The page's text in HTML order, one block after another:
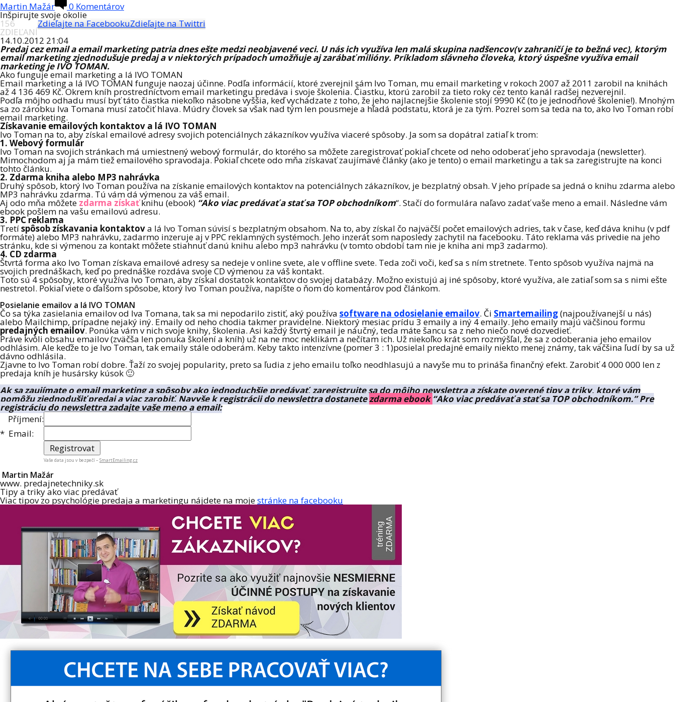
Martin Mažár 0 Komentárov
Inšpirujte svoje okolie
156
ZDIEĽANÍ
Zdieľajte na FacebookuZdieľajte na Twittri
14.10.2012 21:04
Predaj cez email a email marketing patria dnes ešte medzi neobjavené veci. U nás ich využíva len malá skupina nadšencov(v zahraničí je to bežná vec), ktorým
email marketing zjednodušuje predaj a v niektorých prípadoch umožňuje aj zarábať milióny. Príkladom slávneho človeka, ktorý úspešne využíva email
marketing je IVO TOMAN.
Ako funguje email marketing a lá IVO TOMAN
Email marketing a lá IVO TOMAN funguje naozaj účinne. Podľa informácií, ktoré zverejnil sám Ivo Toman, mu email marketing v rokoch 2007 až 2011 zarobil na knihách
až 4 136 469 Kč. Okrem kníh prostredníctvom email marketingu predáva i svoje školenia. Čiastku, ktorú zarobil za tieto roky cez tento kanál radšej nezverejnil.
Podľa môjho odhadu musí byť táto čiastka niekoľko násobne vyššia, keď vychádzate z toho, že jeho najlacnejšie školenie stojí 9990 Kč (to je jednodňové školenie!). Mnohým
sa zo zárobku Iva Tomana musí zatočiť hlava. Múdry človek sa však nad tým len pousmeje a hľadá podstatu, ktorá je za tým. Pozrel som sa teda na to, ako Ivo Toman robí
email marketing.
Získavanie emailových kontaktov a lá IVO TOMAN
Ivo Toman na to, aby získal emailové adresy svojich potenciálnych zákazníkov využíva viaceré spôsoby. Ja som sa dopátral zatiaľ k trom:
1. Webový formulár
Ivo Toman na svojich stránkach má umiestnený webový formulár, do ktorého sa môžete zaregistrovať pokiaľ chcete od neho odoberať jeho spravodaja (newsletter).
Mimochodom aj ja mám tiež emailového spravodaja. Pokiaľ chcete odo mňa získavať zaujímavé články (ako je tento) o email marketingu a tak sa zaregistrujte na konci
tohto článku.
2. Zdarma kniha alebo MP3 nahrávka
Druhý spôsob, ktorý Ivo Toman používa na získanie emailových kontaktov na potenciálnych zákazníkov, je bezplatný obsah. V jeho prípade sa jedná o knihu zdarma alebo
MP3 nahrávku zdarma. Tú vám dá výmenou za váš email.
Aj odo mňa môžete zdarma získaťknihu (ebook) “Ako viac predávať a stať sa TOP obchodníkom“. Stačí do formulára naľavo zadať vaše meno a email. Následne vám
ebook pošlem na vašu emailovú adresu.
3. PPC reklama
Tretíspôsob získavania kontaktova lá Ivo Toman súvisí s bezplatným obsahom. Na to, aby získal čo najväčší počet emailových adries, tak v čase, keď dáva knihu (v pdf
formáte) alebo MP3 nahrávku, zadarmo inzeruje aj v PPC reklamných systémoch. Jeho inzerát som naposledy zachytil na facebooku. Táto reklama vás privedie na jeho
stránku, kde si výmenou za kontakt môžete stiahnuť danú knihu alebo mp3 nahrávku (v tomto období tam nie je kniha ani mp3 zadarmo).
4. CD zdarma
Štvrtá forma ako Ivo Toman získava emailové adresy sa nedeje v online svete, ale v offline svete. Teda zoči voči, keď sa s ním stretnete. Tento spôsob využíva najmä na
svojich prednáškach, keď po prednáške rozdáva svoje CD výmenou za váš kontakt.
Toto sú 4 spôsoby, ktoré využíva Ivo Toman, aby získal dostatok kontaktov do svojej databázy. Možno existujú aj iné spôsoby, ktoré využíva, ale zatiaľ som sa s nimi ešte
nestretol. Pokiaľ viete o ďalšom spôsobe, ktorý Ivo Toman používa, napíšte o ňom do komentárov pod článkom.
Posielanie emailov a lá IVO TOMAN
Čo sa týka zasielania emailov od Iva Tomana, tak sa mi nepodarilo zistiť, aký používa software na odosielanie emailov. Či Smartemailing(najpoužívanejší u nás)
alebo Mailchimp, prípadne nejaký iný. Emaily od neho chodia takmer pravidelne. Niektorý mesiac prídu 3 emaily a iný 4 emaily. Jeho emaily majú väčšinou formu
predajných emailov. Ponúka vám v nich svoje knihy, školenia. Asi každý štvrtý email je náučný, teda máte šancu sa z neho niečo nové dozvedieť.
Práve kvôli obsahu emailov (zväčša len ponuka školení a kníh) už na ne moc neklikám a nečítam ich. Už niekoľko krát som rozmýšľal, že sa z odoberania jeho emailov
odhlásim. Ale keďže to je Ivo Toman, tak emaily stále odoberám. Keby takto intenzívne (pomer 3 : 1)posielal predajné emaily niekto menej známy, tak väčšina ľudí by sa už
dávno odhlásila.
Zjavne to Ivo Toman robí dobre. Ťaží zo svojej popularity, preto sa ľudia z jeho emailu toľko neodhlasujú a navyše mu to prináša finančný efekt. Zarobiť 4 000 000 len z
predaja kníh je husársky kúsok 🙂
Ak sa zaujímate o email marketing a spôsoby ako jednoduchšie predávať, zaregistrujte sa do môjho newslettra a získate overené tipy a triky, ktoré vám
pomôžu zjednodušiť predaj a viac zarobiť. Navyše k registrácii do newslettra dostanetezdarma ebook“Ako viac predávať a stať sa TOP obchodníkom.” Pre
registráciu do newslettra zadajte vaše meno a email:
Příjmení:
* Email:
Vaše data jsou v bezpečí – SmartEmailing.cz
Martin Mažár
www. predajnetechniky.sk
Tipy a triky ako viac predávať
Viac tipov zo psychológie predaja a marketingu nájdete na mojestránke na facebooku